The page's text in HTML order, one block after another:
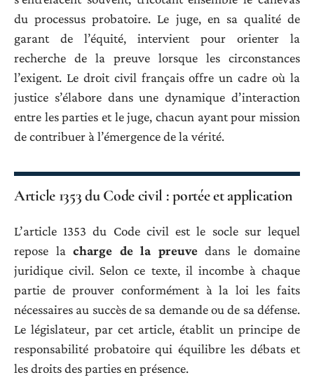
du processus probatoire. Le juge, en sa qualité de
garant de l’équité, intervient pour orienter la
recherche de la preuve lorsque les circonstances
l’exigent. Le droit civil français offre un cadre où la
justice s’élabore dans une dynamique d’interaction
entre les parties et le juge, chacun ayant pour mission
de contribuer à l’émergence de la vérité.
Article 1353 du Code civil : portée et application
L’article 1353 du Code civil est le socle sur lequel
repose la charge de la preuvedans le domaine
juridique civil. Selon ce texte, il incombe à chaque
partie de prouver conformément à la loi les faits
nécessaires au succès de sa demande ou de sa défense.
Le législateur, par cet article, établit un principe de
responsabilité probatoire qui équilibre les débats et
les droits des parties en présence.